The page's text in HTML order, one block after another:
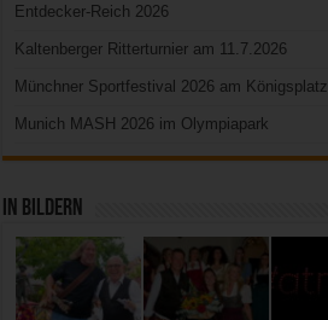
Entdecker-Reich 2026
Kaltenberger Ritterturnier am 11.7.2026
Münchner Sportfestival 2026 am Königsplatz
Munich MASH 2026 im Olympiapark
In Bildern